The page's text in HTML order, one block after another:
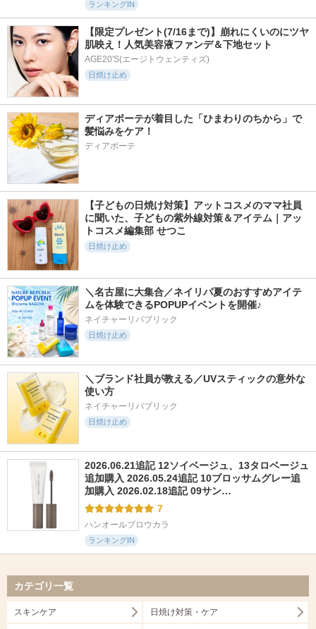
ランキングIN
【限定プレゼント(7/16まで)】崩れにくいのにツヤ
肌映え！人気美容液ファンデ＆下地セット
AGE20'S(エージトウェンティズ)
日焼け止め
ディアボーテが着目した「ひまわりのちから」で
髪悩みをケア！
ディアボーテ
【子どもの日焼け対策】アットコスメのママ社員
に聞いた、子どもの紫外線対策＆アイテム｜アッ
トコスメ編集部 せつこ
日焼け止め
＼名古屋に大集合／ネイリパ夏のおすすめアイテ
ムを体験できるPOPUPイベントを開催♪
ネイチャーリパブリック
日焼け止め
＼ブランド社員が教える／UVスティックの意外な
使い方
ネイチャーリパブリック
日焼け止め
2026.06.21追記 12ソイベージュ、13タロベージュ
追加購入 2026.05.24追記 10ブロッサムグレー追
加購入 2026.02.18追記 09サン…
7
ハンオールブロウカラ
ランキングIN
カテゴリ一覧
スキンケア 日焼け対策・ケア